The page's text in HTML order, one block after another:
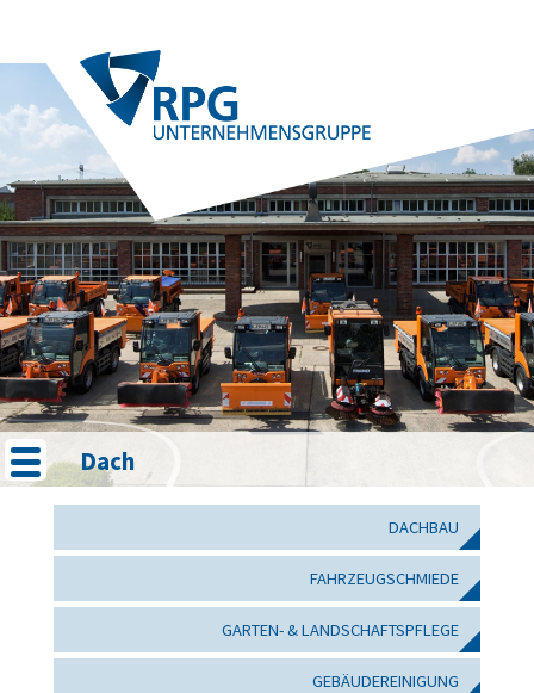
Dach
DACHBAU
FAHRZEUGSCHMIEDE
GARTEN- & LANDSCHAFTSPFLEGE
GEBÄUDEREINIGUNG